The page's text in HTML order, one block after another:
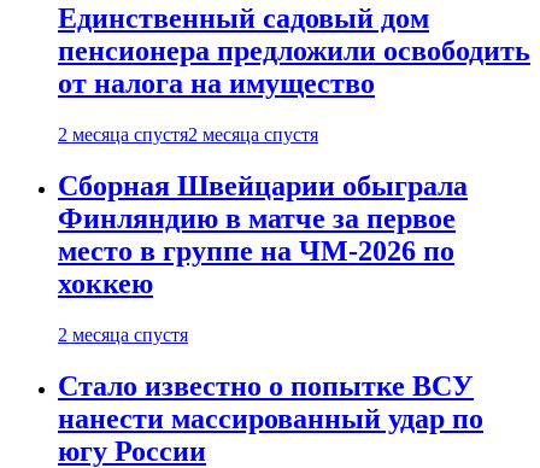
Единственный садовый дом
пенсионера предложили освободить
от налога на имущество
2 месяца спустя2 месяца спустя
Сборная Швейцарии обыграла
Финляндию в матче за первое
место в группе на ЧМ-2026 по
хоккею
2 месяца спустя
Стало известно о попытке ВСУ
нанести массированный удар по
югу России